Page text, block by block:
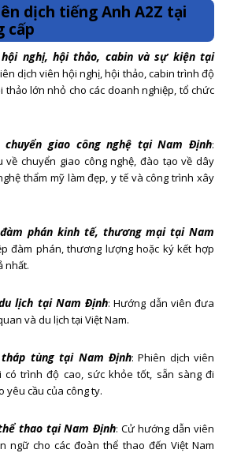
dịch tiếng Anh A2Z tại
cấp
nghị, hội thảo, cabin và sự kiện tại
dịch viên hội nghị, hội thảo, cabin trình độ
thảo lớn nhỏ cho các doanh nghiệp, tổ chức
chuyển giao công nghệ tại Nam Định:
về chuyển giao công nghệ, đào tạo về dây
thẩm mỹ làm đẹp, y tế và công trình xây
phán kinh tế, thương mại tại Nam
đàm phán, thương lượng hoặc ký kết hợp
nhất.
lịch tại Nam Định: Hướng dẫn viên đưa
và du lịch tại Việt Nam.
tùng tại Nam Định: Phiên dịch viên
trình độ cao, sức khỏe tốt, sẵn sàng đi
yêu cầu của công ty.
thao tại Nam Định: Cử hướng dẫn viên
ngữ cho các đoàn thể thao đến Việt Nam